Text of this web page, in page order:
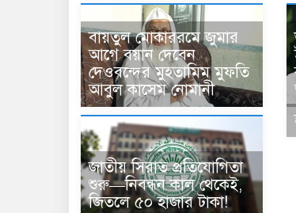
বায়তুল মোকাররমে জুমার
আগে বয়ান দেবেন
দেওবন্দের মুহতামিম মুফতি
আবুল কাসেম নোমানী
জাতীয় সিরাত প্রতিযোগিতা
শুরু—নিবন্ধন কাল থেকেই,
জিতলে ৫০ হাজার টাকা!